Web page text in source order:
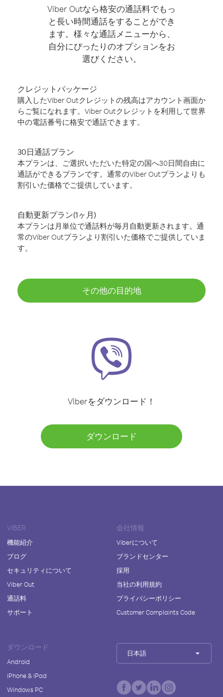
Viber Outなら格安の通話料でもっ
と長い時間通話をすることができ
ます。様々な通話メニューから、
自分にぴったりのオプションをお
選びください。
クレジットパッケージ
購入したViber Outクレジットの残高はアカウント画面か
らご覧になれます。Viber Outクレジットを利用して世界
中の電話番号に格安で通話できます。
30日通話プラン
本プランは、ご選択いただいた特定の国へ30日間自由に
通話ができるプランです。通常のViber Outプランよりも
割引いた価格でご提供しています。
自動更新プラン(1ヶ月)
本プランは月単位で通話料が毎月自動更新されます。通
常のViber Outプランより割引いた価格でご提供していま
す。
その他の目的地
Viberをダウンロード！
ダウンロード
VIBER
機能紹介
ブログ
セキュリティについて
Viber Out
通話料
サポート
会社情報
Viberについて
ブランドセンター
採用
当社の利用規約
プライバシーポリシー
Customer Complaints Code
ダウンロード
Android
iPhone & iPad
Windows PC
日本語